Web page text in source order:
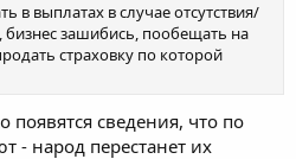
в выплатах в случае отсутствия/
бизнес зашибись, пообещать на
страховку по которой
появятся сведения, что по
- народ перестанет их